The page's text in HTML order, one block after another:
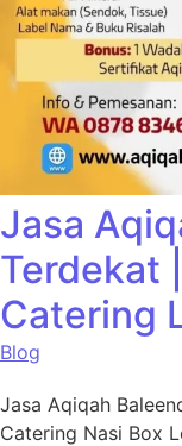
Jasa
Terdekat
Catering
Blog
Jasa Aqiqah
Catering Nasi Box